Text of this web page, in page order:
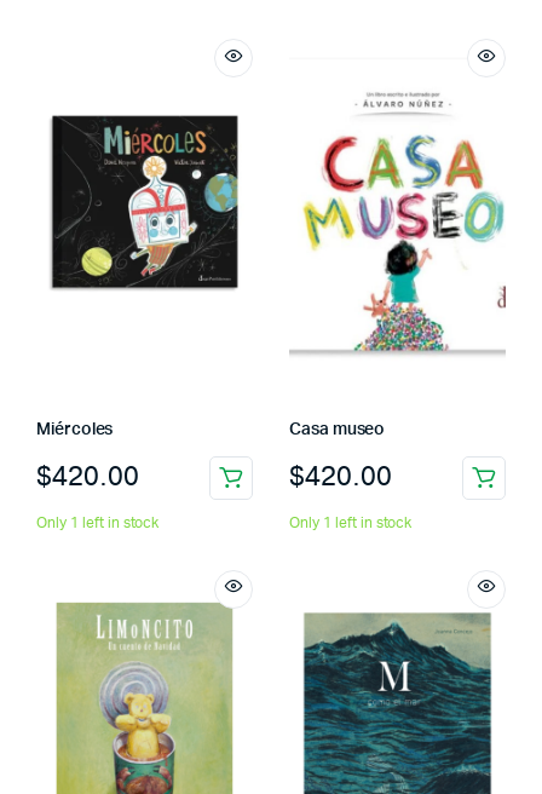
Miércoles
$420.00
Only 1 left in stock
Casa museo
$420.00
Only 1 left in stock